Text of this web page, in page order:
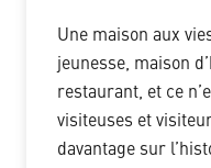
Une maison aux
jeunesse, maison
restaurant, et ce
visiteuses et
davantage sur